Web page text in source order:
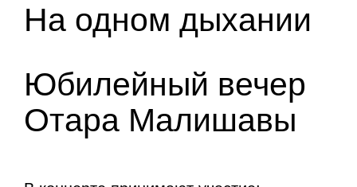
На одном дыхании
Юбилейный вечер
Отара Малишавы